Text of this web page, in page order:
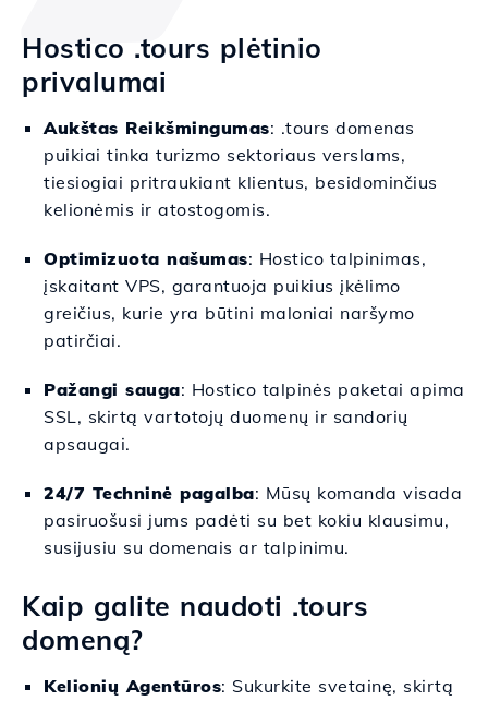
Hostico .tours plėtinio
privalumai
Aukštas Reikšmingumas: .tours domenas
puikiai tinka turizmo sektoriaus verslams,
tiesiogiai pritraukiant klientus, besidominčius
kelionėmis ir atostogomis.
Optimizuota našumas: Hostico talpinimas,
įskaitant VPS, garantuoja puikius įkėlimo
greičius, kurie yra būtini maloniai naršymo
patirčiai.
Pažangi sauga: Hostico talpinės paketai apima
SSL, skirtą vartotojų duomenų ir sandorių
apsaugai.
24/7 Techninė pagalba: Mūsų komanda visada
pasiruošusi jums padėti su bet kokiu klausimu,
susijusiu su domenais ar talpinimu.
Kaip galite naudoti .tours
domeną?
Kelionių Agentūros: Sukurkite svetainę, skirtą